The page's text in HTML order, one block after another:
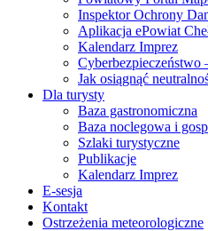
Inspektor Ochrony
Aplikacja ePowiat
Kalendarz Imprez
Cyberbezpieczeństwo
Jak osiągnąć
Dla turysty
Baza gastronomiczna
Baza noclegowa i
Szlaki turystyczne
Publikacje
Kalendarz Imprez
E-sesja
Kontakt
Ostrzeżenia meteorologiczne